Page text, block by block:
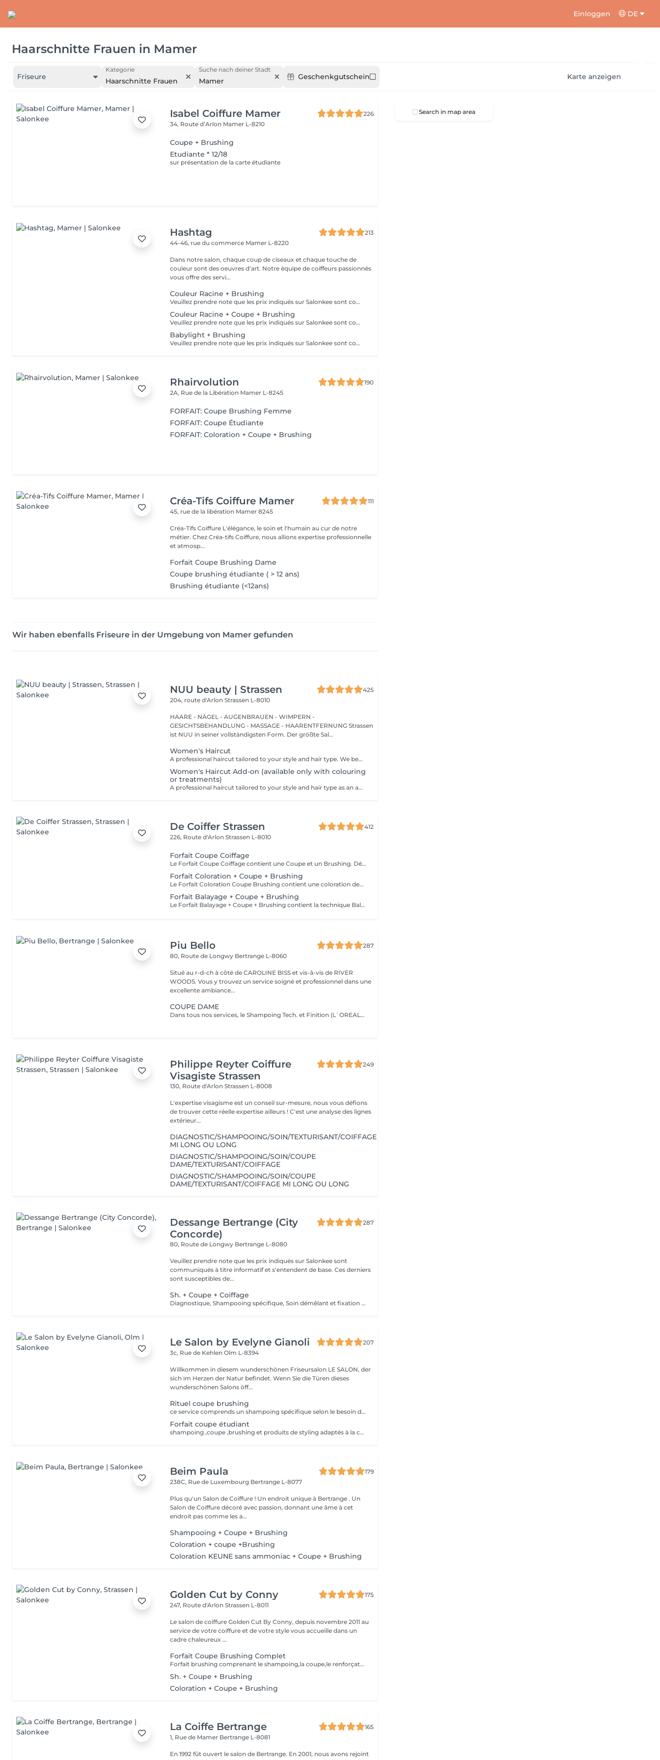
Einloggen DE
Haarschnitte Frauen in Mamer
Friseure
Kategorie
Haarschnitte Frauen
Suche nach deiner Stadt
Mamer Geschenkgutschein Karte anzeigen
Isabel Coiffure Mamer
226
34, Route d’Arlon Mamer L-8210
Coupe + Brushing
Etudiante * 12/18
sur présentation de la carte étudiante
Hashtag
213
44-46, rue du commerce Mamer L-8220
Dans notre salon, chaque coup de ciseaux et chaque touche de
couleur sont des oeuvres d'art. Notre équipe de coiffeurs passionnés
vous offre des servi...
Couleur Racine + Brushing
Veuillez prendre note que les prix indiqués sur Salonkee sont communiqués à titre informatif et s'entendent de base. Ces derniers sont susceptibles de varier selon le diagnostic réalisé à votre arrivée au salon et l'expertise du professionnel à qui vous confiez votre beauté. Dans tous les cas, un devis précis vous sera proposé et toutes réalisations de prestations seront effectuées avec votre accord. Un grand merci d'avance pour votre compréhension. Au plaisir de vous recevoir très vite.
Couleur Racine + Coupe + Brushing
Veuillez prendre note que les prix indiqués sur Salonkee sont communiqués à titre informatif et s'entendent de base. Ces derniers sont susceptibles de varier selon le diagnostic réalisé à votre arrivée au salon et l'expertise du professionnel à qui vous confiez votre beauté. Dans tous les cas, un devis précis vous sera proposé et toutes réalisations de prestations seront effectuées avec votre accord. Un grand merci d'avance pour votre compréhension. Au plaisir de vous recevoir très vite.
Babylight + Brushing
Veuillez prendre note que les prix indiqués sur Salonkee sont communiqués à titre informatif et s'entendent de base. Ces derniers sont susceptibles de varier selon le diagnostic réalisé à votre arrivée au salon et l'expertise du professionnel à qui vous confiez votre beauté. Dans tous les cas, un devis précis vous sera proposé et toutes réalisations de prestations seront effectuées avec votre accord. Un grand merci d'avance pour votre compréhension. Au plaisir de vous recevoir très vite.
Rhairvolution
190
2A, Rue de la Libération Mamer L-8245
FORFAIT: Coupe Brushing Femme
FORFAIT: Coupe Étudiante
FORFAIT: Coloration + Coupe + Brushing
Créa-Tifs Coiffure Mamer
111
45, rue de la libération Mamer 8245
Créa-Tifs Coiffure L'élégance, le soin et l'humain au cur de notre
métier. Chez Créa-tifs Coiffure, nous allions expertise professionnelle
et atmosp...
Forfait Coupe Brushing Dame
Coupe brushing étudiante ( > 12 ans)
Brushing étudiante (<12ans)
Wir haben ebenfalls Friseure in der Umgebung von Mamer gefunden
NUU beauty | Strassen
425
204, route d'ArlonStrassen L-8010
HAARE - NÄGEL - AUGENBRAUEN - WIMPERN -
GESICHTSBEHANDLUNG - MASSAGE - HAARENTFERNUNG Strassen
ist NUU in seiner vollständigsten Form. Der größte Sal...
Women's Haircut
A professional haircut tailored to your style and hair type. We begin with a short consultation to discuss your expectations, followed by a gentle wash while you relax lying comfortably in our Maletti chair, a precise cut, and a smooth blow-dry. We use Dyson Pro tools that protect your hair from excessive heat and deliver a sleek, polished finish. LaBiosthétique care and styling products provide holistic care for hair and scalp, combining scientific research with carefully selected natural ingredients. All brushes are sanitised with Sibel equipment, which effectively removes hair, product buildup, and impurities while reducing bacteria on the brush surface to maintain high hygiene standards for every client. For a more defined final look, styling can be added as an add-on. Simple, Moderate, Complex This grading reflects your hair's individual characteristics, such as texture, density, and length and is assessed by your hairdresser at the start of your visit. Not sure which to choose? We recommend booking Complex. The price will be adjusted after your consultation. Note: This is not related to the difficulty of haircuts or timing.
Women's Haircut Add-on (available only with colouring
or treatments)
A professional haircut tailored to your style and hair type as an add-on to colouring or treatments. We begin with a short consultation to discuss your expectations, followed by a gentle wash while you relax lying comfortably in our Maletti chair, a precise cut, and a smooth blow-dry. We use Dyson Pro tools that protect your hair from excessive heat and deliver a sleek, polished finish. LaBiosthétique care and styling products provide holistic care for hair and scalp, combining scientific research with carefully selected natural ingredients. All brushes are sanitised with Sibel equipment, which effectively removes hair, product buildup, and impurities while reducing bacteria on the brush surface to maintain high hygiene standards for every client. For a more defined final look, styling can be added as an add-on. Simple, Moderate, Complex This grading reflects your hair's individual characteristics, such as texture, density, and length and is assessed by your hairdresser at the start of your visit. Not sure which to choose? We recommend booking Complex. The price will be adjusted after your consultation. Note: This is not related to the difficulty of haircuts or timing.
De Coiffer Strassen
412
226, Route d'ArlonStrassen L-8010
Forfait Coupe Coiffage
Le Forfait Coupe Coiffage contient une Coupe et un Brushing. Dépendant de la longueur des cheveux, le prix peut varier. En cas de questions veuillez appeler au +352 26 31 07 11.
Forfait Coloration + Coupe + Brushing
Le Forfait Coloration Coupe Brushing contient une coloration des racines et une coupe. Dépendant de la quantité de couleur utilisée ou de la longueur des cheveux le prix peut varier. (Veuillez sélectionner le Forfait Balayage au cas où vous souhaitez avoir des mèches ou un Balayage.) En cas de questions veuillez appeler au +352 26 35 02 89
Forfait Balayage + Coupe + Brushing
Le Forfait Balayage + Coupe + Brushing contient la technique Balayage, un coulage (pour donner le bon reflet au Balayage), Olaplex, une Coupe et un Brushing. Dépendant de la quantité de produit utilisée ou de la longueur des cheveux, le prix peut varier. En cas de questions veuillez appeler au +352 26 35 02 89.
Piu Bello
287
80, Route de Longwy Bertrange L-8060
Situé au r-d-ch à côté de CAROLINE BISS et vis-â-vis de RIVER
WOODS. Vous y trouvez un service soigné et professionnel dans une
excellente ambiance...
COUPE DAME
Dans tous nos services, le Shampoing Tech. et Finition (L`OREAL) sont compris.
Philippe Reyter Coiffure
Visagiste Strassen
249
130, Route d'ArlonStrassen L-8008
L'expertise visagisme est un conseil sur-mesure, nous vous défions
de trouver cette réelle expertise ailleurs ! C'est une analyse des lignes
extérieur...
DIAGNOSTIC/SHAMPOOING/SOIN/TEXTURISANT/COIFFAGE
MI LONG OU LONG
DIAGNOSTIC/SHAMPOOING/SOIN/COUPE
DAME/TEXTURISANT/COIFFAGE
DIAGNOSTIC/SHAMPOOING/SOIN/COUPE
DAME/TEXTURISANT/COIFFAGE MI LONG OU LONG
Dessange Bertrange (City
Concorde)
287
80, Route de Longwy Bertrange L-8080
Veuillez prendre note que les prix indiqués sur Salonkee sont
communiqués à titre informatif et s'entendent de base. Ces derniers
sont susceptibles de...
Sh. + Coupe + Coiffage
Diagnostique, Shampooing spécifique, Soin démêlant et fixation inclus. Veuillez prendre note que les prix indiqués sur Salonkee sont communiqués à titre informatif et s'entendent de base. Ces derniers sont susceptibles de varier selon le diagnostic réalisé à votre arrivée au salon et l'expertise du professionnel à qui vous confiez votre beauté. Dans tous les cas, un devis précis vous sera proposé et toutes réalisations de prestations seront effectuées avec votre accord.
Le Salon by Evelyne Gianoli
207
3c, Rue de KehlenOlm L-8394
Willkommen in diesem wunderschönen Friseursalon LE SALON, der
sich im Herzen der Natur befindet. Wenn Sie die Türen dieses
wunderschönen Salons öff...
Rituel coupe brushing
ce service comprends un shampoing spécifique selon le besoin de votre cheveu et votre cuir chevelu et les produits de coiffage nécessaires au résultat désiré *le soin ou masque n est pas inclus
Forfait coupe étudiant
shampoing ,coupe ,brushing et produits de styling adaptés à la coiffure
Beim Paula
179
238C, Rue de Luxembourg Bertrange L-8077
Plus qu'un Salon de Coiffure ! Un endroit unique à Bertrange . Un
Salon de Coiffure décoré avec passion, donnant une âme à cet
endroit pas comme les a...
Shampooing + Coupe + Brushing
Coloration + coupe +Brushing
Coloration KEUNE sans ammoniac + Coupe + Brushing
Golden Cut by Conny
175
247, Route d'ArlonStrassen L-8011
Le salon de coiffure Golden Cut By Conny, depuis novembre 2011 au
service de votre coiffure et de votre style vous accueille dans un
cadre chaleureux ...
Forfait Coupe Brushing Complet
Forfait brushing comprenant le shampoing,la coupe,le renforçateur/protecteur,le brushing et le finish(hors soins)
Sh. + Coupe + Brushing
Coloration + Coupe + Brushing
La Coiffe Bertrange
165
1, Rue de Mamer Bertrange L-8081
En 1992 fût ouvert le salon de Bertrange. En 2001, nous avons rejoint
Search in map area